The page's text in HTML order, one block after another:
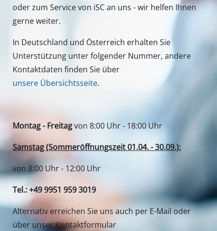
oder zum Service von iSC an uns - wir helfen Ihnen
gerne weiter.
In Deutschland und Österreich erhalten Sie
Unterstützung unter folgender Nummer, andere
Kontaktdaten finden Sie über
unsere Übersichtsseite.
Montag - Freitagvon 8:00 Uhr - 18:00 Uhr
Samstag (Sommeröffnungszeit 01.04. - 30.09.):
von 8:00 Uhr - 12:00 Uhr
Tel.: +49 9951 959 3019
Alternativ erreichen Sie uns auch per E-Mail oder
über unser Kontaktformular